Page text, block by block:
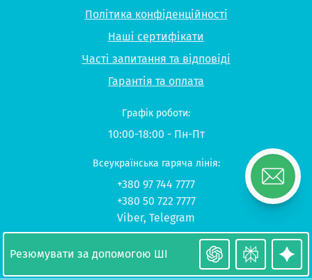
Політика конфіденційності
Наші сертифікати
Часті запитання та відповіді
Гарантія та оплата
© 2026 UP-STUDY «Навчання в Польщі»
Графік роботи:
10:00-18:00 - Пн-Пт
Всеукраїнська гаряча лінія:
+380 97 744 7777
+380 50 722 7777
Viber, Telegram
Резюмувати за допомогою ШІ